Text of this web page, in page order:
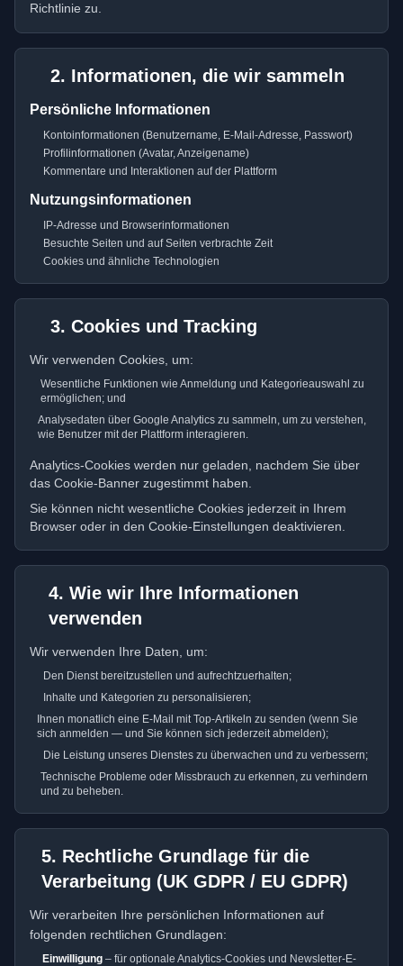
Richtlinie zu.
2. Informationen, die wir sammeln
Persönliche Informationen
Kontoinformationen (Benutzername, E-Mail-Adresse, Passwort)
Profilinformationen (Avatar, Anzeigename)
Kommentare und Interaktionen auf der Plattform
Nutzungsinformationen
IP-Adresse und Browserinformationen
Besuchte Seiten und auf Seiten verbrachte Zeit
Cookies und ähnliche Technologien
3. Cookies und Tracking
Wir verwenden Cookies, um:
Wesentliche Funktionen wie Anmeldung und Kategorieauswahl zu
ermöglichen; und
Analysedaten über Google Analytics zu sammeln, um zu verstehen,
wie Benutzer mit der Plattform interagieren.
Analytics-Cookies werden nur geladen, nachdem Sie über
das Cookie-Banner zugestimmt haben.
Sie können nicht wesentliche Cookies jederzeit in Ihrem
Browser oder in den Cookie-Einstellungen deaktivieren.
4. Wie wir Ihre Informationen
verwenden
Wir verwenden Ihre Daten, um:
Den Dienst bereitzustellen und aufrechtzuerhalten;
Inhalte und Kategorien zu personalisieren;
Ihnen monatlich eine E-Mail mit Top-Artikeln zu senden (wenn Sie
sich anmelden — und Sie können sich jederzeit abmelden);
Die Leistung unseres Dienstes zu überwachen und zu verbessern;
Technische Probleme oder Missbrauch zu erkennen, zu verhindern
und zu beheben.
5. Rechtliche Grundlage für die
Verarbeitung (UK GDPR / EU GDPR)
Wir verarbeiten Ihre persönlichen Informationen auf
folgenden rechtlichen Grundlagen:
Einwilligung – für optionale Analytics-Cookies und Newsletter-E-